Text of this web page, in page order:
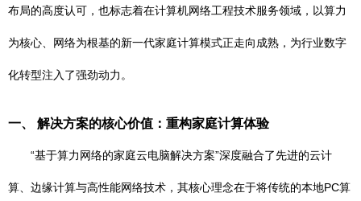
布局的高度认可，也标志着在计算机网络工程技术服务领域，以算力
为核心、网络为根基的新一代家庭计算模式正走向成熟，为行业数字
化转型注入了强劲动力。
一、 解决方案的核心价值：重构家庭计算体验
“基于算力网络的家庭云电脑解决方案”深度融合了先进的云计
算、边缘计算与高性能网络技术，其核心理念在于将传统的本地PC算